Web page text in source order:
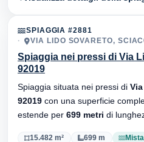
SPIAGGIA #2881
VIA LIDO SOVARETO,
Spiaggia nei pressi di Via
92019
Spiaggia situata nei pressi di
92019 con una superficie
estende per 699 metri di
15.482 m² 699 m Mista